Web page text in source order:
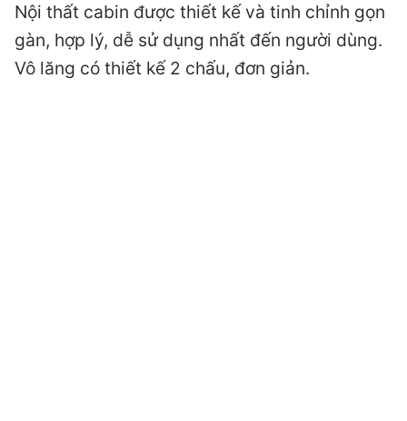
Nội thất cabin được thiết kế và tinh chỉnh gọn
gàn, hợp lý, dễ sử dụng nhất đến người dùng.
Vô lăng có thiết kế 2 chấu, đơn giản.